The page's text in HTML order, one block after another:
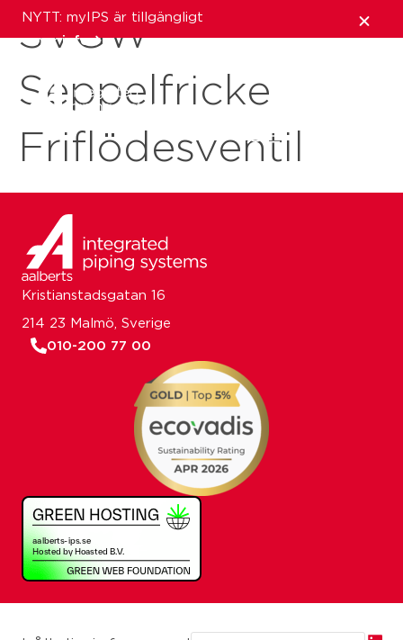
NYTT: myIPS är tillgängligt
mer info
stäng
SVGW
Seppelfricke
Friflödesventil
Kristianstadsgatan 16
214 23 Malmö, Sverige
010-200 77 00